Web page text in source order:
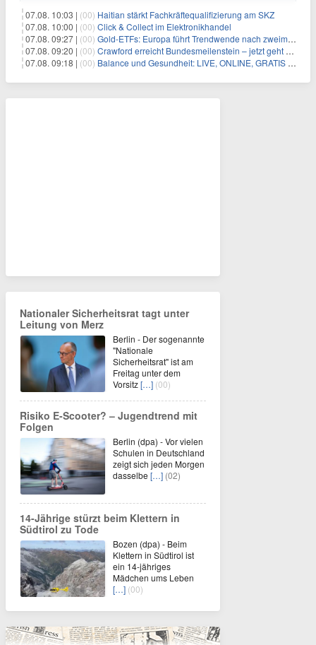
07.08. 10:03 | (00) Haitian stärkt Fachkräftequalifizierung am SKZ
07.08. 10:00 | (00) Click & Collect im Elektronikhandel
07.08. 09:27 | (00) Gold-ETFs: Europa führt Trendwende nach zweimonatiger Schwächephase an
07.08. 09:20 | (00) Crawford erreicht Bundesmeilenstein – jetzt geht es in die finale Phase!
07.08. 09:18 | (00) Balance und Gesundheit: LIVE, ONLINE, GRATIS am Mi 19.08.2026 um 19:00 Uhr
Nationaler Sicherheitsrat tagt unter
Leitung von Merz
Berlin - Der sogenannte
"Nationale
Sicherheitsrat" ist am
Freitag unter dem
Vorsitz[…] (00)
Risiko E-Scooter? – Jugendtrend mit
Folgen
Berlin (dpa) - Vor vielen
Schulen in Deutschland
zeigt sich jeden Morgen
dasselbe […] (02)
14-Jährige stürzt beim Klettern in
Südtirol zu Tode
Bozen (dpa) - Beim
Klettern in Südtirol ist
ein 14-jähriges
Mädchen ums Leben
[…] (00)